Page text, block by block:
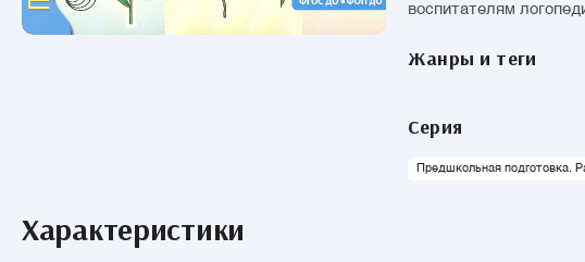
воспитателям
Жанры и теги
Серия
Предшкольная подготовка.
Характеристики